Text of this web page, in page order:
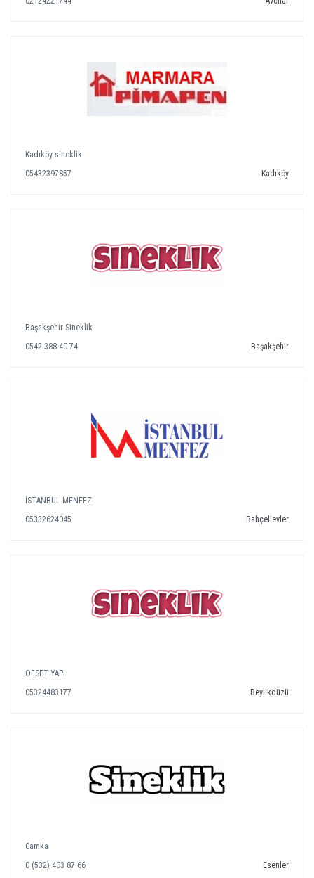
Kadıköy sineklik
05432397857
Kadıköy
Başakşehir Sineklik
0542 388 40 74
Başakşehir
İSTANBUL MENFEZ
05332624045
Bahçelievler
OFSET YAPI
05324483177
Beylikdüzü
Camka
0 (532) 403 87 66
Esenler